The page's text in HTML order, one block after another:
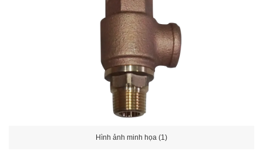
Hình ảnh minh họa (1)